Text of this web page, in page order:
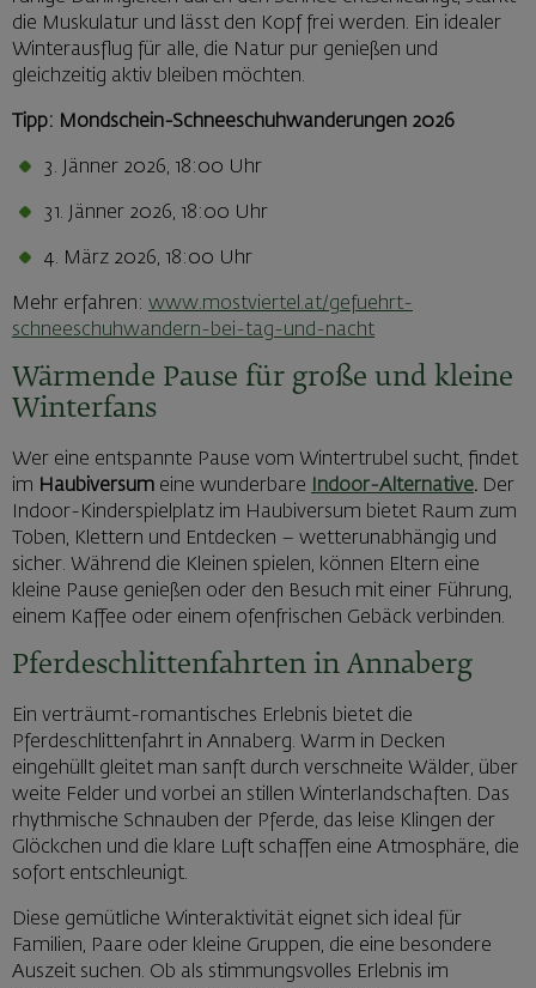
die Muskulatur und lässt den Kopf frei werden. Ein idealer
Winterausflug für alle, die Natur pur genießen und
gleichzeitig aktiv bleiben möchten.
Tipp: Mondschein-Schneeschuhwanderungen 2026
3. Jänner 2026, 18:00 Uhr
31. Jänner 2026, 18:00 Uhr
4. März 2026, 18:00 Uhr
Mehr erfahren: www.mostviertel.at/gefuehrt-
schneeschuhwandern-bei-tag-und-nacht
Wärmende Pause für große und kleine
Winterfans
Wer eine entspannte Pause vom Wintertrubel sucht, findet
im Haubiversum eine wunderbare Indoor-Alternative. Der
Indoor-Kinderspielplatz im Haubiversum bietet Raum zum
Toben, Klettern und Entdecken – wetterunabhängig und
sicher. Während die Kleinen spielen, können Eltern eine
kleine Pause genießen oder den Besuch mit einer Führung,
einem Kaffee oder einem ofenfrischen Gebäck verbinden.
Pferdeschlittenfahrten in Annaberg
Ein verträumt-romantisches Erlebnis bietet die
Pferdeschlittenfahrt in Annaberg. Warm in Decken
eingehüllt gleitet man sanft durch verschneite Wälder, über
weite Felder und vorbei an stillen Winterlandschaften. Das
rhythmische Schnauben der Pferde, das leise Klingen der
Glöckchen und die klare Luft schaffen eine Atmosphäre, die
sofort entschleunigt.
Diese gemütliche Winteraktivität eignet sich ideal für
Familien, Paare oder kleine Gruppen, die eine besondere
Auszeit suchen. Ob als stimmungsvolles Erlebnis im